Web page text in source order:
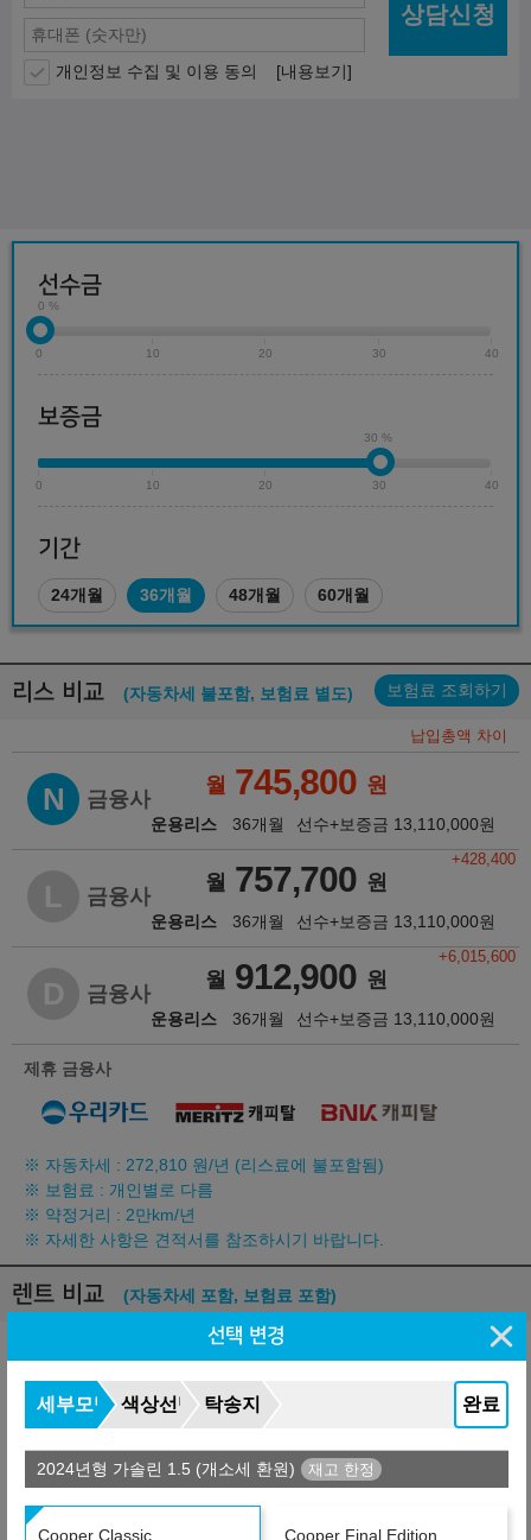
개인정보 수집 및 이용 동의 [내용보기]
상담신청
선수금
0 %
0 10 20 30 40
보증금
30 %
0 10 20 30 40
기간
24개월 36개월 48개월 60개월
리스 비교 (자동차세 불포함, 보험료 별도) 보험료 조회하기
납입총액 차이
N 금융사
운용리스
월 745,800 원
36개월 선수+보증금 13,110,000원
금융사
운용리스
월 757,700 원
+428,400
36개월 선수+보증금 13,110,000원
금융사
운용리스
월 912,900 원
+6,015,600
36개월 선수+보증금 13,110,000원
제휴 금융사
※ 자동차세 : 272,810 원/년 (리스료에 불포함됨)
※ 보험료 : 개인별로 다름
※ 약정거리 : 2만km/년
※ 자세한 사항은 견적서를 참조하시기 바랍니다.
렌트 비교 (자동차세 포함, 보험료 포함)
납입총액 차이
O 금융사
월 919,050
36개월
선수+보증금13,110,000원
O 금융사
월 1,023,660
+3,765,960
선택 변경
세부모델 색상선택 탁송지역 완료
2024년형 가솔린 1.5 (개소세 환원)
Cooper Classic Cooper Final Edition